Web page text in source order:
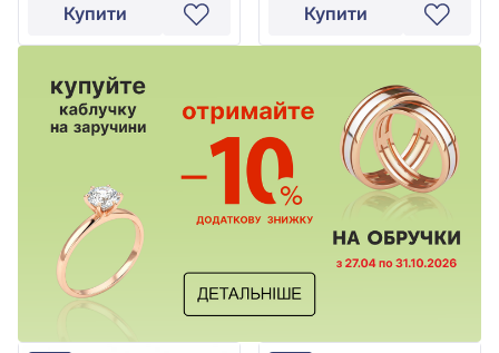
Купити Купити